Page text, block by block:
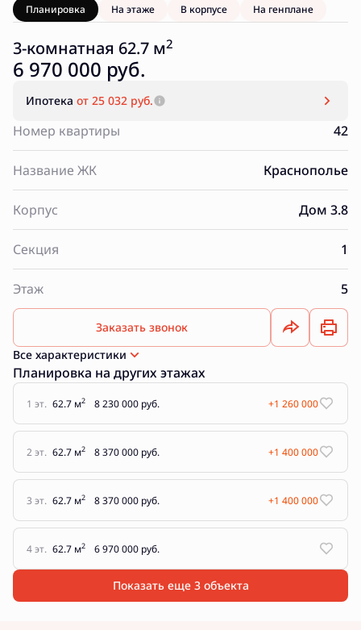
Планировка На этаже В корпусе На генплане
3-комнатная 62.7 м2
6 970 000 руб.
Ипотека от 25 032 руб.
Номер квартиры 42
Название ЖК Краснополье
Корпус Дом 3.8
Секция 1
Этаж 5
Заказать звонок
Все характеристики
Планировка на других этажах
1 эт. 62.7 м2 8 230 000 руб. +1 260 000
2 эт. 62.7 м2 8 370 000 руб. +1 400 000
3 эт. 62.7 м2 8 370 000 руб. +1 400 000
4 эт. 62.7 м2 6 970 000 руб.
Показать еще 3 объектa